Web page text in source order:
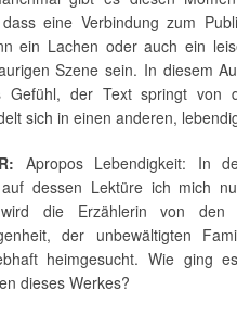
eine Verbindung zum
ein Lachen oder auch ein
Szene sein. In diesem
Gefühl, der Text springt von
sich in einen anderen,
Apropos Lebendigkeit: In
auf dessen Lektüre ich mich
die Erzählerin von den
der unbewältigten
heimgesucht. Wie ging
dieses Werkes?